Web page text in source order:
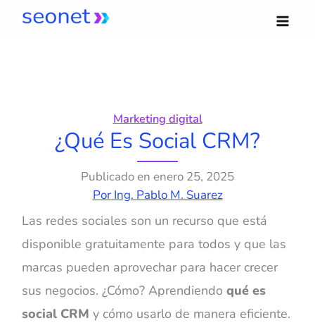
Marketing digital
¿Qué Es Social CRM?
Publicado en enero 25, 2025
PorIng. Pablo M. Suarez
Las redes sociales son un recurso que está
disponible gratuitamente para todos y que las
marcas pueden aprovechar para hacer crecer
sus negocios. ¿Cómo? Aprendiendoqué es
social CRMy cómo usarlo de manera eficiente.